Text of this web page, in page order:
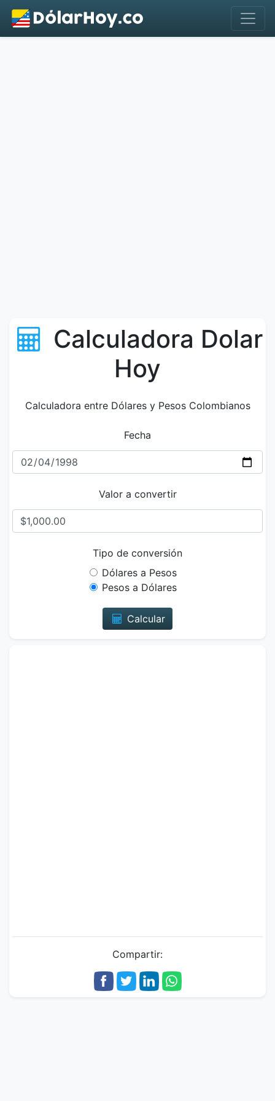
Calculadora Dolar
Hoy
Calculadora entre Dólares y Pesos Colombianos
Fecha
Valor a convertir
Tipo de conversión
Dólares a Pesos
Pesos a Dólares
Calcular
Compartir: